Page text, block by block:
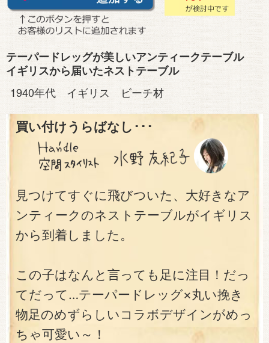
テーパードレッグが美しいアンティークテーブル
イギリスから届いたネストテーブル
1940年代 イギリス ビーチ材
買い付けうらばなし･･･
見つけてすぐに飛びついた、大好きなア
ンティークのネストテーブルがイギリス
から到着しました。
この子はなんと言っても足に注目！だっ
てだって…テーパードレッグ×丸い挽き
物足のめずらしいコラボデザインがめっ
ちゃ可愛い～！